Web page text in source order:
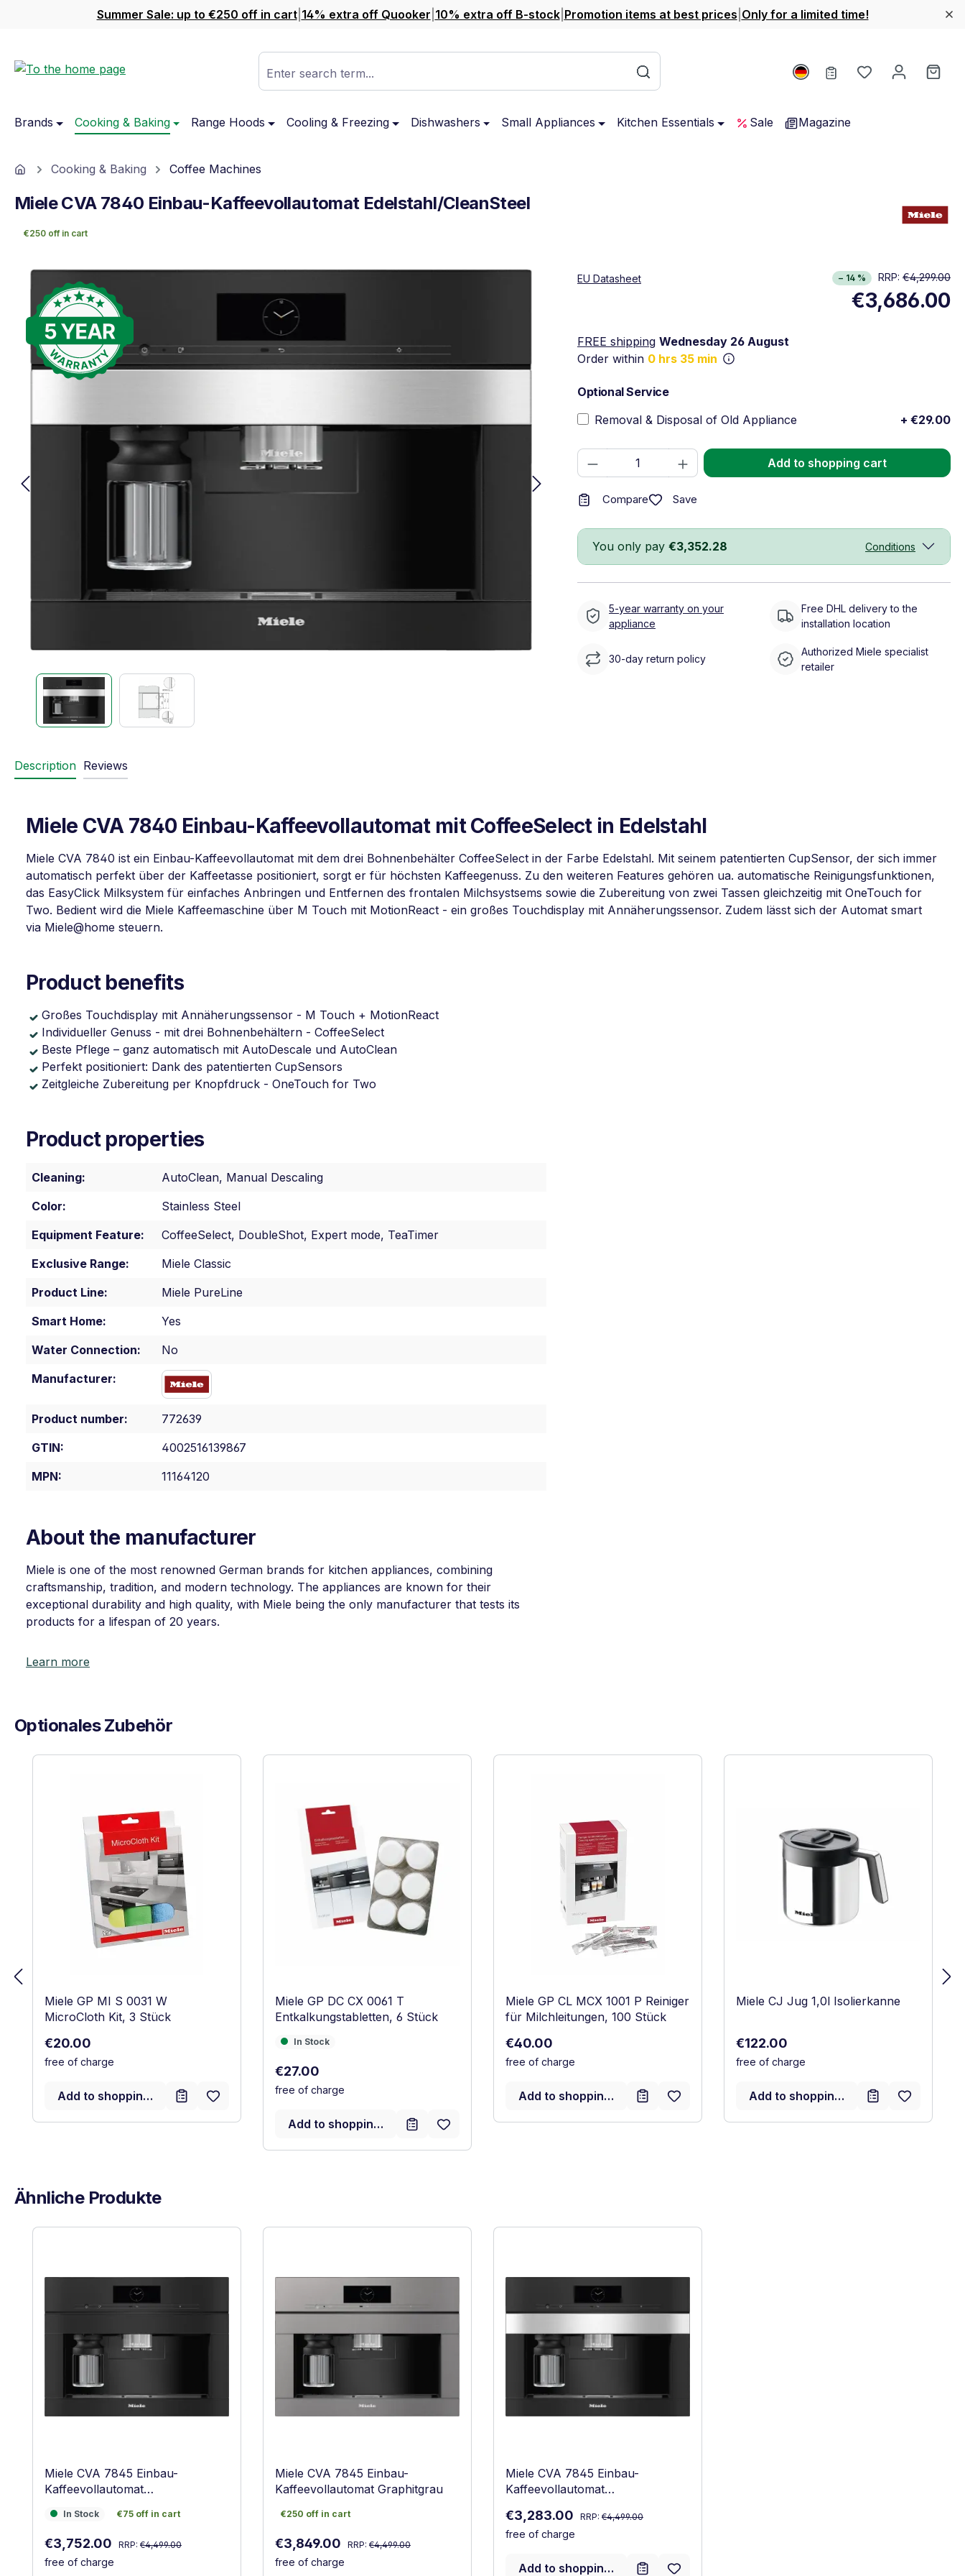
to main content
Skip to main navigationSummer Sale: up to €250 off in cart| 14% extra off Quooker 10% extra off B-stock| Promotion items at best prices Only for a limited time!
Enter search term... You have 0
Brands Cooking & Baking Range Hoods Cooling & Freezing Dishwashers Small Appliances Kitchen Essentials Sale Magazine
HomeCooking & Baking Coffee Machines
Miele CVA 7840 Einbau-Kaffeevollautomat Edelstahl/CleanSteel
€250 off in cart
Skip image gallery EU DatasheetOpens in new window
EU datasheet with detailed product and energy
− 14 % RRP: €4,299.00
€3,686.00
FREE shipping Wednesday 26 August
Order within 0 hrs 35 min
Optional Service
Removal & Disposal of Old Appliance
+ €29.00
Product Quantity: Enter the desired amount
Add to shopping cart
Compare Save
You only pay €3,352.28 Conditions
5-year warranty on your
appliance
Free DHL delivery to the
installation location
30-day return policy
Authorized Miele specialist
retailer
Description Reviews
Miele CVA 7840 Einbau-Kaffeevollautomat mit CoffeeSelect in Edelstahl
Miele CVA 7840 ist ein Einbau-Kaffeevollautomat mit dem drei Bohnenbehälter CoffeeSelect in der Farbe Edelstahl. Mit seinem patentierten CupSensor, der sich immer
automatisch perfekt über der Kaffeetasse positioniert, sorgt er für höchsten Kaffeegenuss. Zu den weiteren Features gehören ua. automatische Reinigungsfunktionen,
das EasyClick Milksystem für einfaches Anbringen und Entfernen des frontalen Milchsystsems sowie die Zubereitung von zwei Tassen gleichzeitig mit OneTouch for
Two. Bedient wird die Miele Kaffeemaschine über M Touch mit MotionReact - ein großes Touchdisplay mit Annäherungssensor. Zudem lässt sich der Automat smart
via Miele@home steuern.
Product benefits
Großes Touchdisplay mit Annäherungssensor - M Touch + MotionReact
Individueller Genuss - mit drei Bohnenbehältern - CoffeeSelect
Beste Pflege – ganz automatisch mit AutoDescale und AutoClean
Perfekt positioniert: Dank des patentierten CupSensors
Zeitgleiche Zubereitung per Knopfdruck - OneTouch for Two
Product properties
Cleaning:
AutoClean, Manual Descaling
Color:
Stainless Steel
Equipment Feature:
CoffeeSelect, DoubleShot, Expert mode, TeaTimer
Exclusive Range:
Miele Classic
Product Line:
Miele PureLine
Smart Home:
Yes
Water Connection:
No
Manufacturer:
Product number:
772639
GTIN:
4002516139867
MPN:
11164120
About the manufacturer
Miele is one of the most renowned German brands for kitchen appliances, combining
craftsmanship, tradition, and modern technology. The appliances are known for their
exceptional durability and high quality, with Miele being the only manufacturer that tests its
products for a lifespan of 20 years.
Learn more
Optionales Zubehör
Skip product gallery
Miele GP MI S 0031 W
MicroCloth Kit, 3 Stück
Regular price:
€20.00
free of charge
Add to shopping cart
Miele GP DC CX 0061 T
Entkalkungstabletten, 6 Stück
In Stock
In Stock
Regular price:
€27.00
free of charge
Add to shopping cart
Miele GP CL MCX 1001 P Reiniger
für Milchleitungen, 100 Stück
Regular price:
€40.00
free of charge
Add to shopping cart
Miele CJ Jug 1,0l Isolierkanne
Regular price:
€122.00
free of charge
Add to shopping cart
Ähnliche Produkte
Skip product gallery
Miele CVA 7845 Einbau-
Kaffeevollautomat
In Stock
In Stock €75 off in cart
€75 off in cart
Sale price:
€3,752.00 Regular price:
RRP: €4,499.00
free of charge
Miele CVA 7845 Einbau-
Kaffeevollautomat Graphitgrau
€250 off in cart
€250 off in cart
Sale price:
€3,849.00 Regular price:
RRP: €4,499.00
free of charge
Miele CVA 7845 Einbau-
Kaffeevollautomat
Sale price:
€3,283.00 Regular price:
RRP: €4,499.00
free of charge
Add to shopping cart